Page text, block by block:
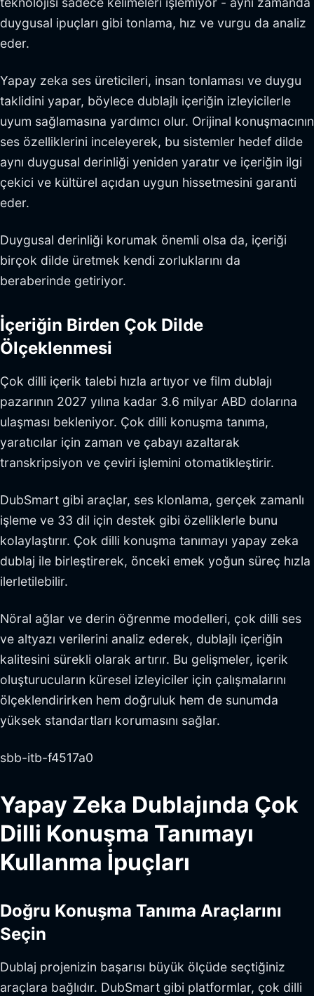
duygusal ipuçları gibi tonlama, hız ve vurgu da analiz
eder.
Yapay zeka ses üreticileri, insan tonlaması ve duygu
taklidini yapar, böylece dublajlı içeriğin izleyicilerle
uyum sağlamasına yardımcı olur. Orijinal konuşmacının
ses özelliklerini inceleyerek, bu sistemler hedef dilde
aynı duygusal derinliği yeniden yaratır ve içeriğin ilgi
çekici ve kültürel açıdan uygun hissetmesini garanti
eder.
Duygusal derinliği korumak önemli olsa da, içeriği
birçok dilde üretmek kendi zorluklarını da
beraberinde getiriyor.
İçeriğin Birden Çok Dilde
Ölçeklenmesi
Çok dilli içerik talebi hızla artıyor ve film dublajı
pazarının 2027 yılına kadar 3.6 milyar ABD dolarına
ulaşması bekleniyor. Çok dilli konuşma tanıma,
yaratıcılar için zaman ve çabayı azaltarak
transkripsiyon ve çeviri işlemini otomatikleştirir.
DubSmart gibi araçlar, ses klonlama, gerçek zamanlı
işleme ve 33 dil için destek gibi özelliklerle bunu
kolaylaştırır. Çok dilli konuşma tanımayı yapay zeka
dublaj ile birleştirerek, önceki emek yoğun süreç hızla
ilerletilebilir.
Nöral ağlar ve derin öğrenme modelleri, çok dilli ses
ve altyazı verilerini analiz ederek, dublajlı içeriğin
kalitesini sürekli olarak artırır. Bu gelişmeler, içerik
oluşturucuların küresel izleyiciler için çalışmalarını
ölçeklendirirken hem doğruluk hem de sunumda
yüksek standartları korumasını sağlar.
sbb-itb-f4517a0
Yapay Zeka Dublajında Çok
Dilli Konuşma Tanımayı
Kullanma İpuçları
Doğru Konuşma Tanıma Araçlarını
Seçin
Dublaj projenizin başarısı büyük ölçüde seçtiğiniz
araçlara bağlıdır. DubSmart gibi platformlar, çok dilli